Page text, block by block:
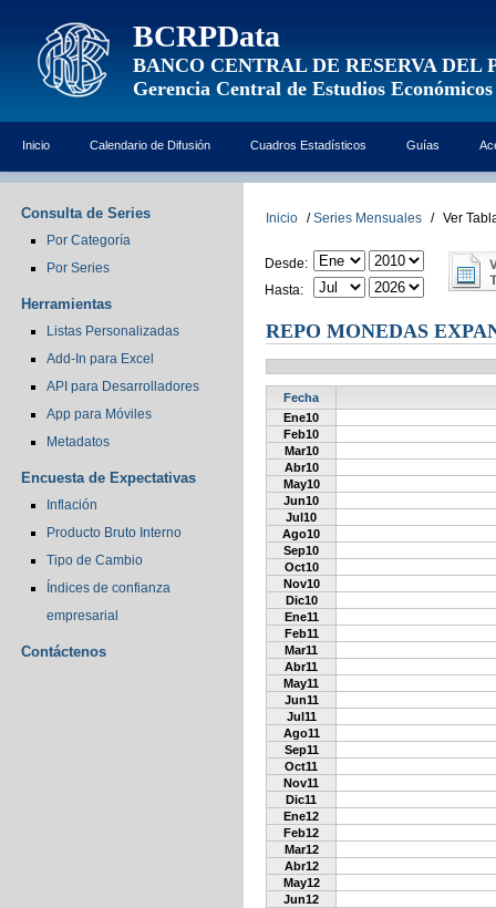
BCRPData
BANCO CENTRAL DE RESERVA DEL
Gerencia Central de Estudios Económicos
Inicio Calendario de Difusión Cuadros Estadísticos Guías
Consulta de Series
Por Categoría
Por Series
Herramientas
Listas Personalizadas
Add-In para Excel
API para Desarrolladores
App para Móviles
Metadatos
Encuesta de Expectativas
Inflación
Producto Bruto Interno
Tipo de Cambio
Índices de confianza
empresarial
Contáctenos
Inicio / Series Mensuales / Ver
Desde:
Hasta:
REPO MONEDAS
Fecha
Ene10
Feb10
Mar10
Abr10
May10
Jun10
Jul10
Ago10
Sep10
Oct10
Nov10
Dic10
Ene11
Feb11
Mar11
Abr11
May11
Jun11
Jul11
Ago11
Sep11
Oct11
Nov11
Dic11
Ene12
Feb12
Mar12
Abr12
May12
Jun12